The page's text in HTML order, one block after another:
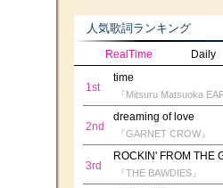
人気歌詞ランキング
RealTime Daily
1st
time
『Mitsuru Matsuoka
2nd
dreaming of love
『GARNET CROW』
3rd
ROCKIN' FROM THE
『THE BAWDIES』